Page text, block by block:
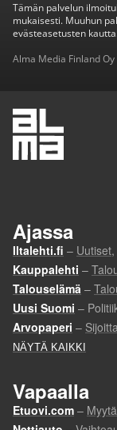
Tämän palvelun
mukaisesti. Muuhun
evästeasetusten
Alma Media Finland Oy